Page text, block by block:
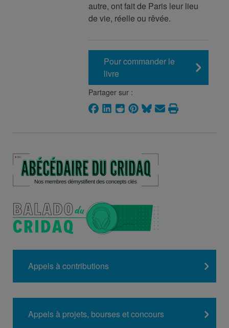
autre, ont fait de Paris leur lieu
de vie, réelle ou rêvée.
Pour commander le
livre
Partager sur :
Appels à contributions
Appels à projets, bourses et concours